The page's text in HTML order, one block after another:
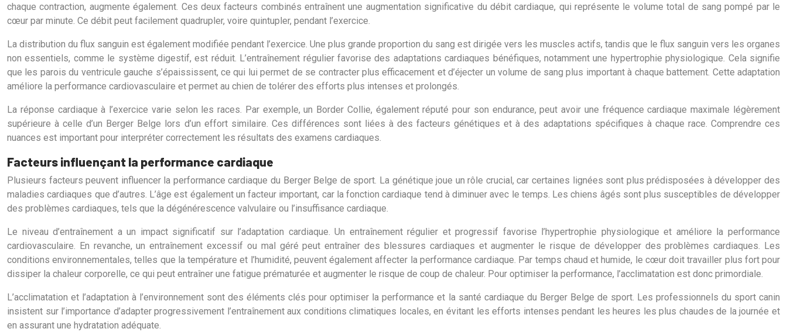
chaque contraction, augmente également. Ces deux facteurs combinés entraînent une augmentation significative du débit cardiaque, qui représente le volume total de sang pompé par le
cœur par minute. Ce débit peut facilement quadrupler, voire quintupler, pendant l’exercice.
La distribution du flux sanguin est également modifiée pendant l’exercice. Une plus grande proportion du sang est dirigée vers les muscles actifs, tandis que le flux sanguin vers les organes
non essentiels, comme le système digestif, est réduit. L’entraînement régulier favorise des adaptations cardiaques bénéfiques, notamment une hypertrophie physiologique. Cela signifie
que les parois du ventricule gauche s’épaississent, ce qui lui permet de se contracter plus efficacement et d’éjecter un volume de sang plus important à chaque battement. Cette adaptation
améliore la performance cardiovasculaire et permet au chien de tolérer des efforts plus intenses et prolongés.
La réponse cardiaque à l’exercice varie selon les races. Par exemple, un Border Collie, également réputé pour son endurance, peut avoir une fréquence cardiaque maximale légèrement
supérieure à celle d’un Berger Belge lors d’un effort similaire. Ces différences sont liées à des facteurs génétiques et à des adaptations spécifiques à chaque race. Comprendre ces
nuances est important pour interpréter correctement les résultats des examens cardiaques.
Facteurs influençant la performance cardiaque
Plusieurs facteurs peuvent influencer la performance cardiaque du Berger Belge de sport. La génétique joue un rôle crucial, car certaines lignées sont plus prédisposées à développer des
maladies cardiaques que d’autres. L’âge est également un facteur important, car la fonction cardiaque tend à diminuer avec le temps. Les chiens âgés sont plus susceptibles de développer
des problèmes cardiaques, tels que la dégénérescence valvulaire ou l’insuffisance cardiaque.
Le niveau d’entraînement a un impact significatif sur l’adaptation cardiaque. Un entraînement régulier et progressif favorise l’hypertrophie physiologique et améliore la performance
cardiovasculaire. En revanche, un entraînement excessif ou mal géré peut entraîner des blessures cardiaques et augmenter le risque de développer des problèmes cardiaques. Les
conditions environnementales, telles que la température et l’humidité, peuvent également affecter la performance cardiaque. Par temps chaud et humide, le cœur doit travailler plus fort pour
dissiper la chaleur corporelle, ce qui peut entraîner une fatigue prématurée et augmenter le risque de coup de chaleur. Pour optimiser la performance, l’acclimatation est donc primordiale.
L’acclimatation et l’adaptation à l’environnement sont des éléments clés pour optimiser la performance et la santé cardiaque du Berger Belge de sport. Les professionnels du sport canin
insistent sur l’importance d’adapter progressivement l’entraînement aux conditions climatiques locales, en évitant les efforts intenses pendant les heures les plus chaudes de la journée et
en assurant une hydratation adéquate.